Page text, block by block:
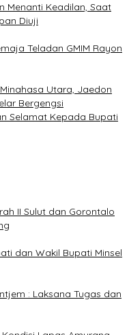
Menanti Keadilan, Saat
Diuji
Teladan GMIM Rayon
Utara, Jaedon
Bergengsi
Selamat Kepada Bupati
II Sulut dan Gorontalo
dan Wakil Bupati Minsel
: Laksana Tugas dan